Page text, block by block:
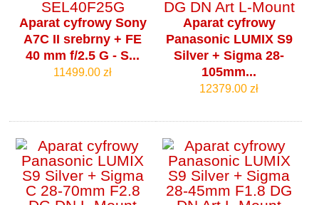
Aparat cyfrowy Sony
A7C II srebrny + FE
40 mm f/2.5 G - S...
11499.00 zł
Aparat cyfrowy
Panasonic LUMIX S9
Silver + Sigma 28-
105mm...
12379.00 zł